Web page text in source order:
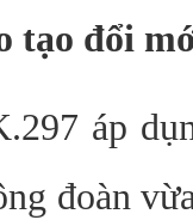
tạo đổi
áp
đoàn